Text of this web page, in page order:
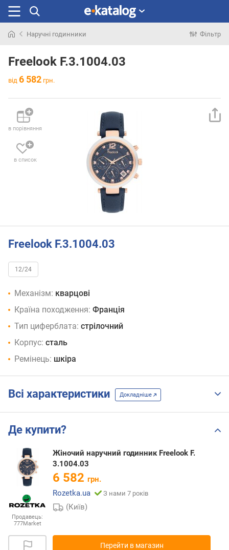
раніше
Наручні годинники Фільтр
Freelook F.3.1004.03
від 6 582 грн.
в порівняння
в список
Freelook F.3.1004.03
12/24
Механізм: кварцові
Країна походження: Франція
Тип циферблата: стрілочний
Корпус: сталь
Ремінець: шкіра
Всі характеристики Докладніше
Де купити?
Продавець:
777Market
Жіночий наручний годинник Freelook F.
3.1004.03
6 582 грн.
Rozetka.ua
З нами 7 років
(Київ)
Перейти в магазин